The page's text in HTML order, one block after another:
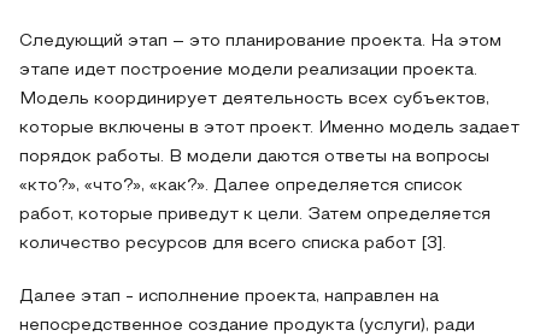
Следующий этап – это планирование проекта. На этом
этапе идет построение модели реализации проекта.
Модель координирует деятельность всех субъектов,
которые включены в этот проект. Именно модель задает
порядок работы. В модели даются ответы на вопросы
«кто?», «что?», «как?». Далее определяется список
работ, которые приведут к цели. Затем определяется
количество ресурсов для всего списка работ [3].
Далее этап - исполнение проекта, направлен на
непосредственное создание продукта (услуги), ради